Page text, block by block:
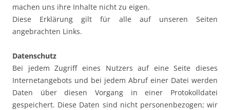
machen uns ihre Inhalte nicht zu eigen.
Diese Erklärung gilt für alle auf unseren Seiten
angebrachten Links.
Datenschutz
Bei jedem Zugriff eines Nutzers auf eine Seite dieses
Internetangebots und bei jedem Abruf einer Datei werden
Daten über diesen Vorgang in einer Protokolldatei
gespeichert. Diese Daten sind nicht personenbezogen; wir